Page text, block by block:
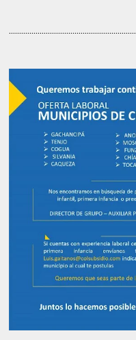
..............................................................